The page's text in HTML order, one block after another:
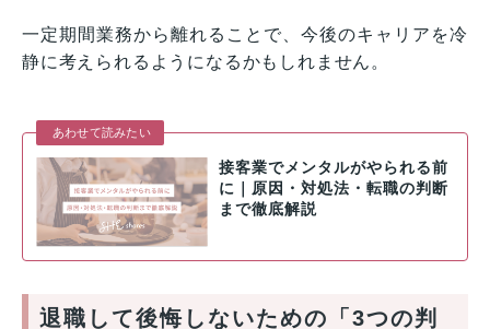
一定期間業務から離れることで、今後のキャリアを冷
静に考えられるようになるかもしれません。
あわせて読みたい
接客業でメンタルがやられる前
に｜原因・対処法・転職の判断
まで徹底解説
退職して後悔しないための「3つの判